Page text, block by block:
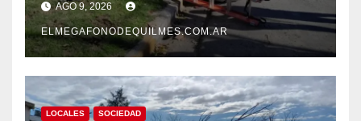
AGO 9, 2026
ELMEGAFONODEQUILMES.COM.AR
LOCALES SOCIEDAD